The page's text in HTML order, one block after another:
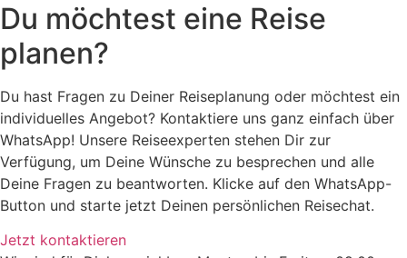
Du möchtest eine Reise
planen?
Du hast Fragen zu Deiner Reiseplanung oder möchtest ein
individuelles Angebot? Kontaktiere uns ganz einfach über
WhatsApp! Unsere Reiseexperten stehen Dir zur
Verfügung, um Deine Wünsche zu besprechen und alle
Deine Fragen zu beantworten. Klicke auf den WhatsApp-
Button und starte jetzt Deinen persönlichen Reisechat.
Jetzt kontaktieren